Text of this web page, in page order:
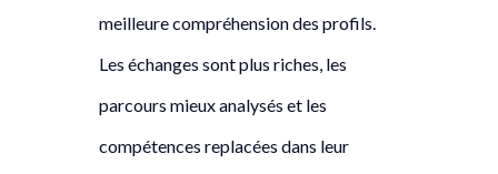
meilleure compréhension des profils.
Les échanges sont plus riches, les
parcours mieux analysés et les
compétences replacées dans leur